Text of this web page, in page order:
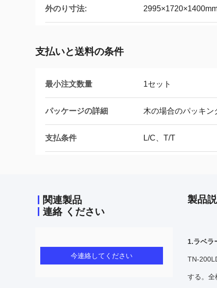
外のり寸法:
支払いと送料の条件
最小注文数量 1セット
パッケージの詳細 木の場合のパッキン
支払条件 L/C、T/T
関連製品
連絡 ください
今連絡してください
製品
1.ラベラ
TN-
する。全